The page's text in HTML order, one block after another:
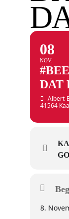
08
NOV.
DAT
Albert-
41564
8.